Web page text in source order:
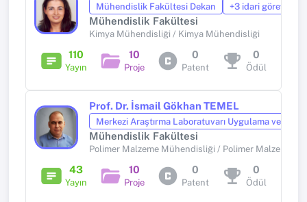
Mühendislik Fakültesi Dekan +3 idari görev
Mühendislik Fakültesi
Kimya Mühendisliği / Kimya Mühendisliği
110
Yayın
10
Proje
0
Patent
0
Ödül
Prof. Dr. İsmail Gökhan TEMEL
Merkezi Araştırma Laboratuvarı Uygulama ve
Mühendislik Fakültesi
Polimer Malzeme Mühendisliği / Polimer Malzeme
43
Yayın
10
Proje
0
Patent
0
Ödül